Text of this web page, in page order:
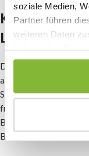
soziale Medien,
Partner führen
weiteren Daten
gesammelt haben.
Lorbeers
Der portugiesische
aufweisen. Dies kann
Schädlinge verursacht
fressen und Blattläuse
Blätter führen. Ein
Blättern zu erkennen,